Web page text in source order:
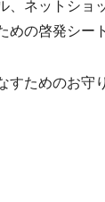
ネットショ
の啓発シー
ためのお守